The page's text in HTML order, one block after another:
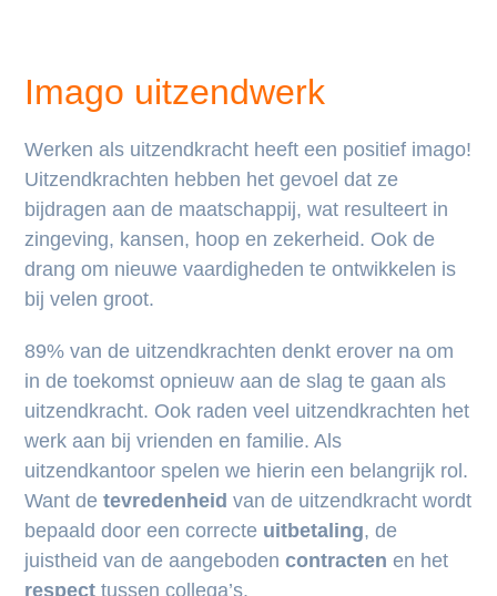
Imago uitzendwerk
Werken als uitzendkracht heeft een positief imago!
Uitzendkrachten hebben het gevoel dat ze
bijdragen aan de maatschappij, wat resulteert in
zingeving, kansen, hoop en zekerheid. Ook de
drang om nieuwe vaardigheden te ontwikkelen is
bij velen groot.
89% van de uitzendkrachten denkt erover na om
in de toekomst opnieuw aan de slag te gaan als
uitzendkracht. Ook raden veel uitzendkrachten het
werk aan bij vrienden en familie. Als
uitzendkantoor spelen we hierin een belangrijk rol.
Want detevredenheid van de uitzendkracht wordt
bepaald door een correcte uitbetaling, de
juistheid van de aangebodencontracten en het
respect tussen collega’s.